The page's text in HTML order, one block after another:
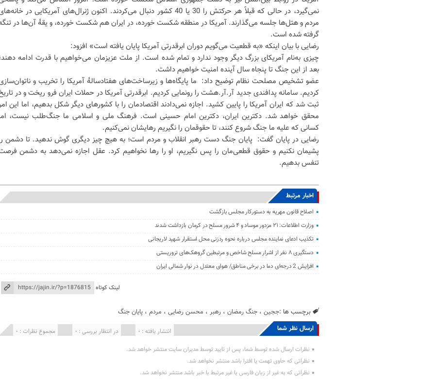
نمی‌گیرد، در حالی که قبلاً هر حرکتش را 30 یا 40 کشور دنبال می‌کردند. اکنون ژنرال‌های آمریکایی در
مردم و هتل‌ها جلسه می‌گذارند. آمریکا در منطقه شکست خورده، در ایران هم شکست خورده، و یقهٔ آن‌ها در
گرفته شده است.
رضایی با بیان اینکه «به قطعیت می‌گویم دوران ابرقدرتی آمریکا پایان یافته است» افزود:
چیزی به‌نام آمریکای بزرگ دیگر وجود ندارد و تمام شده است. از ملت عزیزمان می‌خواهیم با قدرت ادامه
بعد از این جنگ تا پنجاه سال آینده امنیت خواهیم داشت.
عضو تشخیص مصلحت نظام توضیح داد: ما پایگاه‌ها و زیرساخت‌های هفتادسالهٔ آمریکا را تخریب و
کردیم. سامانه پدافندی جدید آر.آر.هشت را رونمایی کردیم. ابرقدرتی آمریکا در حملات ایران فرو ریخت و در
ثبت شد که ایران آمریکا را پایین کشید. اجازه نمی‌دادند اقتصادمان را با کشورهای دیگر شکل بدهیم، اما این
محقق خواهد شد. دکترین ایران، دکترین امام حسینی است. فرهنگ ملی و اسلامی ما جنگ‌طلب نیست،
کسانی که علیه ما جنگ شروع کنند، تا حقوقمان را نگیریم رهایشان نمی‌کنیم.
رضایی در پایان گفت: پایان جنگ دست رهبر انقلاب و مردم است؛ به هیچ چیز دیگری گوش ندهید. تا دشمن
پشیمان نکنیم و حقوق قطعی‌مان را پس نگیریم، او را رها نخواهیم کرد. عقل اجازه نمی‌دهد به دشمن
تنفس بدهیم.
اخبار مرتبط
اصلاح قانون مهریه به دستورکار مجلس بازگشت
وزارت اطلاعات: ۲۱ مزدور موساد و ۴ شرور مسلح در کرمان بازداشت شدند
تکذیب ادعای نماینده مجلس درباره نحوه ردزنی محل استقرار شهید لاریجانی
دستگیری ۸ نفر از اشرار مسلح شاخص و مرتبطین گروهک‌های تروریستی
افزایش 2 درجه‌ای دما در برخی مناطق/ هوای معتدل در نوار شمالی ایران
لینک کوتاه
برچسب ها :ججین ،جنگ رمضان ،رهبر ، محسن رضایی ، مردم ،پایان جنگ
ارسال نظر شما مجموع نظرات : 0 در انتظار بررسی : 0 انتشار یافته : 0
نظرات ارسال شده توسط شما، پس از تایید توسط مدیران سایت منتشر خواهد شد.
نظراتی که حاوی تهمت یا افترا باشد منتشر نخواهد شد.
نظراتی که به غیر از زبان فارسی یا غیر مرتبط با خبر باشد منتشر نخواهد شد.